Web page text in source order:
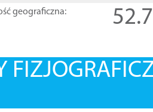
geograficzna: